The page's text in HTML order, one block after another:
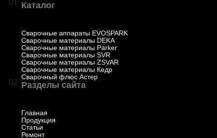
01 Каталог
Сварочные аппараты EVOSPARK
Сварочные материалы DEKA
Сварочные материалы Parker
Сварочные материалы SVR
Сварочные материалы ZSVAR
Сварочные материалы Кедр
Сварочный флюс Астер
02 Разделы сайта
Главная
Продукция
Статьи
Ремонт